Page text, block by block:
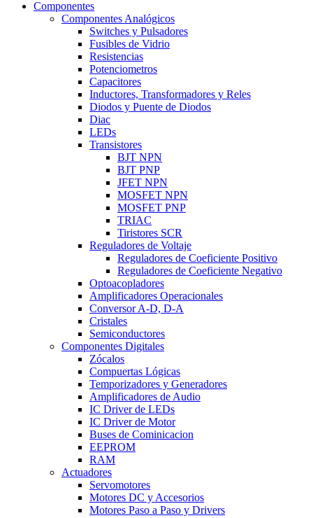
Componentes
Componentes Analógicos
Switches y Pulsadores
Fusibles de Vidrio
Resistencias
Potenciometros
Capacitores
Inductores, Transformadores y Reles
Diodos y Puente de Diodos
Diac
LEDs
Transistores
BJT NPN
BJT PNP
JFET NPN
MOSFET NPN
MOSFET PNP
TRIAC
Tiristores SCR
Reguladores de Voltaje
Reguladores de Coeficiente Positivo
Reguladores de Coeficiente Negativo
Optoacopladores
Amplificadores Operacionales
Conversor A-D, D-A
Cristales
Semiconductores
Componentes Digitales
Zócalos
Compuertas Lógicas
Temporizadores y Generadores
Amplificadores de Audio
IC Driver de LEDs
IC Driver de Motor
Buses de Cominicacion
EEPROM
RAM
Actuadores
Servomotores
Motores DC y Accesorios
Motores Paso a Paso y Drivers